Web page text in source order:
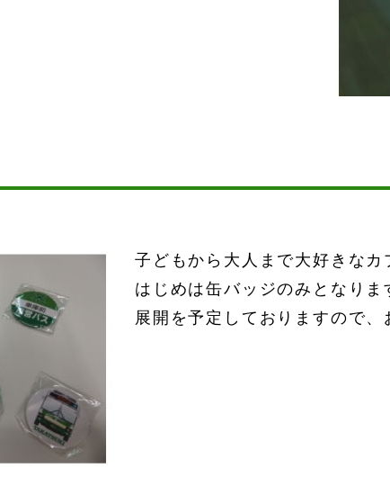
子どもから大人まで大好きなカ
はじめは缶バッジのみとなり
展開を予定しておりますので、